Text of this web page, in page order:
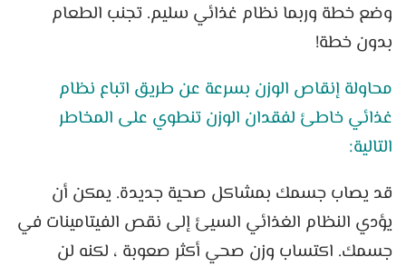
وضع خطة وربما نظام غذائي سليم. تجنب الطعام
بدون خطة!
محاولة إنقاص الوزن بسرعة عن طريق اتباع نظام
غذائي خاطئ لفقدان الوزن تنطوي على المخاطر
التالية:
قد يصاب جسمك بمشاكل صحية جديدة. يمكن أن
يؤدي النظام الغذائي السيئ إلى نقص الفيتامينات في
جسمك. اكتساب وزن صحي أكثر صعوبة ، لكنه لن